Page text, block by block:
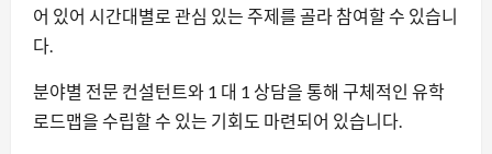
어 있어 시간대별로 관심 있는 주제를 골라 참여할 수 있습니
다.
분야별 전문 컨설턴트와 1 대 1 상담을 통해 구체적인 유학
로드맵을 수립할 수 있는 기회도 마련되어 있습니다.